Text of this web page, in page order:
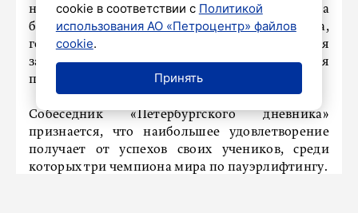
новому достижению – подъему штанги на
бицепс под водой. Для установления рекорда,
говорит спортсмен, необходимо научиться
задерживать дыхание под водой. Верхняя
планка – шесть минут.
Собеседник «Петербургского дневника»
признается, что наибольшее удовлетворение
получает от успехов своих учеников, среди
которых три чемпиона мира по пауэрлифтингу.
cookie в соответствии с Политикой
использования АО «Петроцентр» файлов
cookie.
Принять